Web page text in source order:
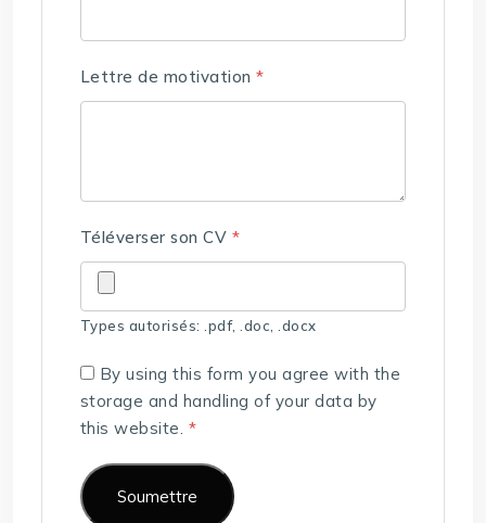
Lettre de motivation*
Téléverser son CV *
Types autorisés: .pdf, .doc, .docx
By using this form you agree with the
storage and handling of your data by
this website. *